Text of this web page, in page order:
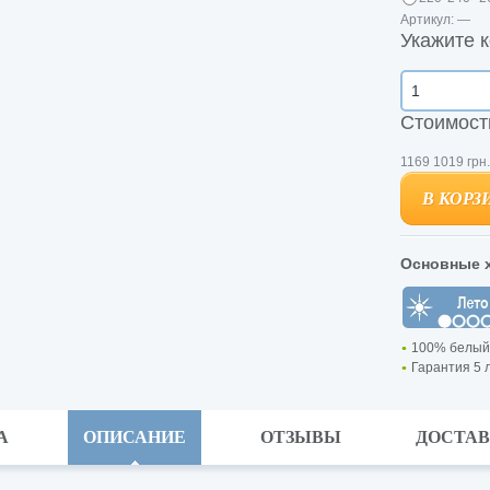
Артикул: —
Укажите
1169 1019 грн.
В
Основные
100%
Гарантия 5
ОПИСАНИЕ ОТЗЫВЫ